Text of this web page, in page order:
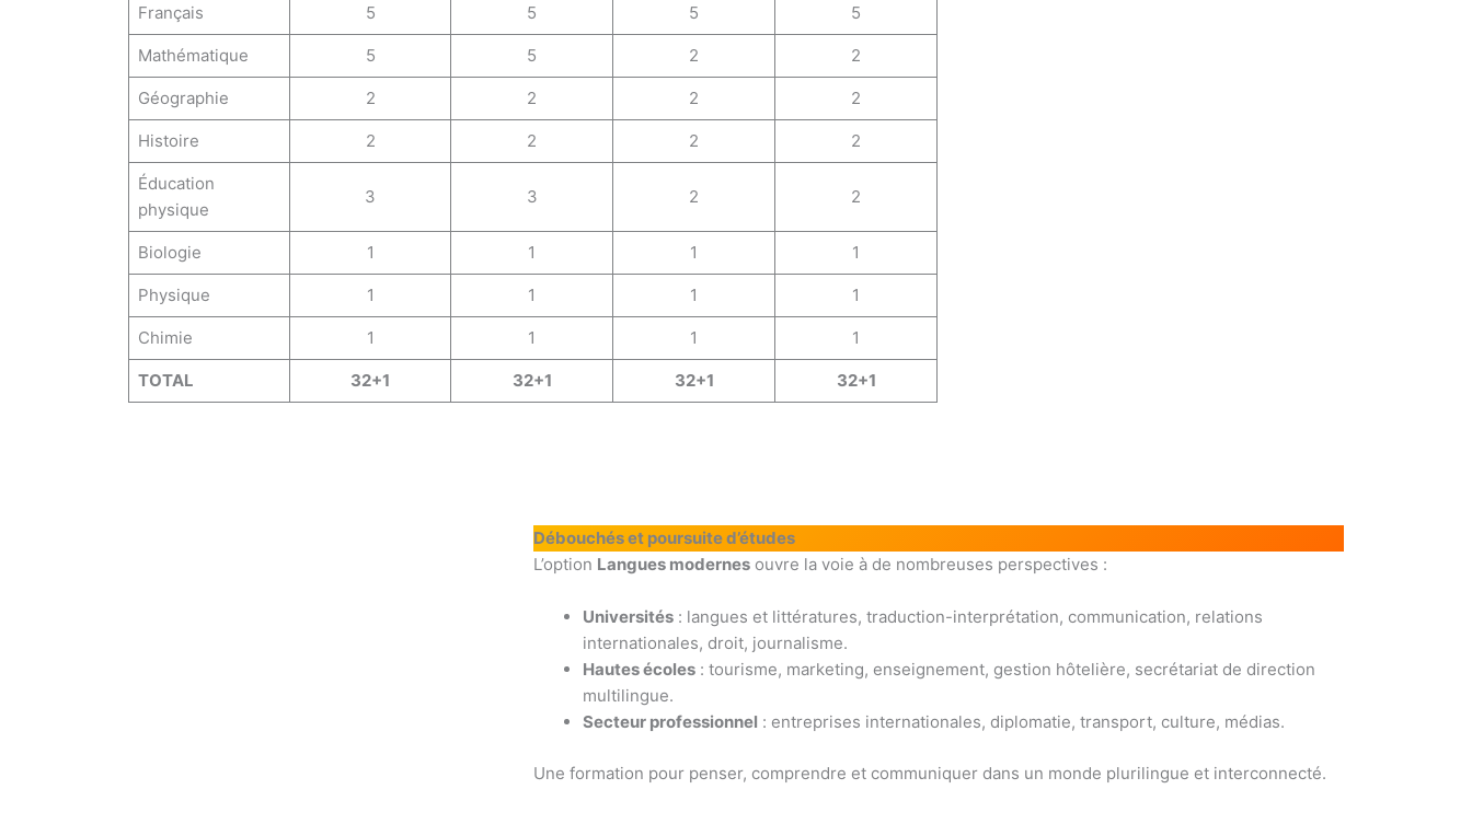
Français 5 5 5 5
Mathématique 5 5 2 2
Géographie 2 2 2 2
Histoire 2 2 2 2
Éducation
physique
3 3 2 2
Biologie 1 1 1 1
Physique 1 1 1 1
Chimie 1 1 1 1
TOTAL 32+1 32+1 32+1 32+1
Débouchés et poursuite d’études
L’option Langues modernesouvre la voie à de nombreuses perspectives :
Universités: langues et littératures, traduction-interprétation, communication, relations
internationales, droit, journalisme.
Hautes écoles: tourisme, marketing, enseignement, gestion hôtelière, secrétariat de direction
multilingue.
Secteur professionnel : entreprises internationales, diplomatie, transport, culture, médias.
Une formation pour penser, comprendre et communiquer dans un monde plurilingue et interconnecté.